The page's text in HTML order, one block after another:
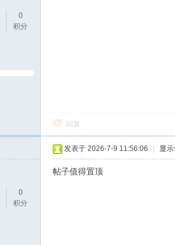
0
积分
回复
0
积分
发表于 2026-7-9 11:56:06 显
帖子值得置顶